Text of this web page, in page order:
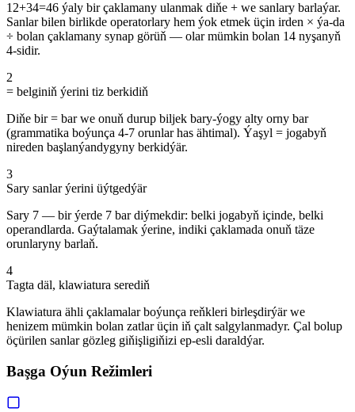
12+34=46 ýaly bir çaklamany ulanmak diňe + we sanlary barlaýar.
Sanlar bilen birlikde operatorlary hem ýok etmek üçin irden × ýa-da
÷ bolan çaklamany synap görüň — olar mümkin bolan 14 nyşanyň
4-sidir.
2
= belginiň ýerini tiz berkidiň
Diňe bir = bar we onuň durup biljek bary-ýogy alty orny bar
(grammatika boýunça 4-7 orunlar has ähtimal). Ýaşyl = jogabyň
nireden başlanýandygyny berkidýär.
3
Sary sanlar ýerini üýtgedýär
Sary 7 — bir ýerde 7 bar diýmekdir: belki jogabyň içinde, belki
operandlarda. Gaýtalamak ýerine, indiki çaklamada onuň täze
orunlaryny barlaň.
4
Tagta däl, klawiatura serediň
Klawiatura ähli çaklamalar boýunça reňkleri birleşdirýär we
henizem mümkin bolan zatlar üçin iň çalt salgylanmadyr. Çal bolup
öçürilen sanlar gözleg giňişligiňizi ep-esli daraldýar.
Başga Oýun Režimleri